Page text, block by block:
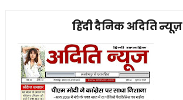
हिंदी दैनिक अदिति न्यूज़